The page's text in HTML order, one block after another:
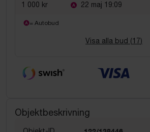
1 000 kr 22 maj 19:09
= Autobud
Visa alla bud (17)
Objektbeskrivning